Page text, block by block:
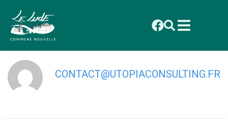
principal
Jumenterie du Lude
CONTACT@UTOPIACONSULTING.FR